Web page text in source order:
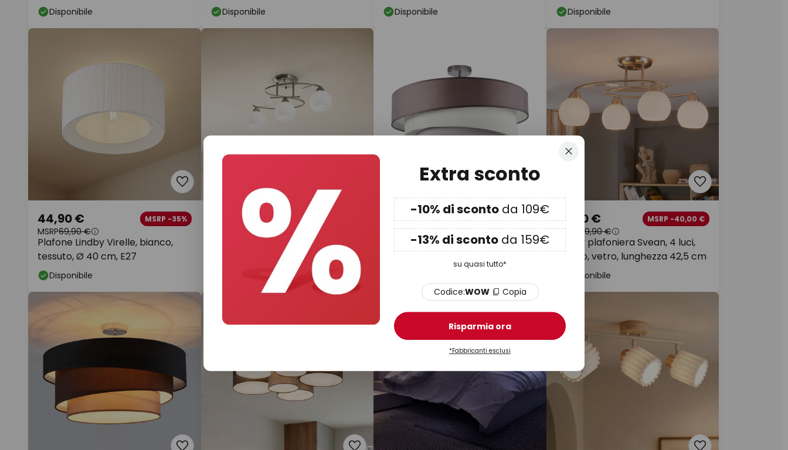
Disponibile Disponibile Disponibile Disponibile
Plafone Lindby Virelle, bianco,
tessuto, Ø 40 cm, E27
44,90 € MSRP -35%
MSRP69,90 €
Disponibile
Lindby Plafoniera Svean, a 3 luci,
nichel/bianco, vetro, lunghezza
44,90 € MSRP -52%
94,90 €
Plafoniera Lindby Melia,
79,90 € MSRP -69,00 €
MSRP148,90 €
Lindby plafoniera Svean, 4 luci,
bianco, vetro, lunghezza 42,5 cm
69,90 € MSRP -40,00 €
MSRP 109,90 €
Disponibile
Chiudi
Extra sconto
-10% di sconto da 109€
-13% di sconto da 159€
su quasi tutto*
Codice:WOW Copia
Risparmia ora
*Fabbricanti esclusi